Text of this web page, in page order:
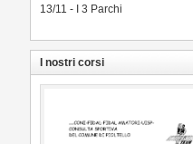
13/11 - I 3 Parchi
I nostri corsi